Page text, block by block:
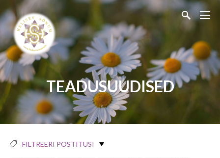
TEADUSUUDISED
FILTREERI POSTITUSI